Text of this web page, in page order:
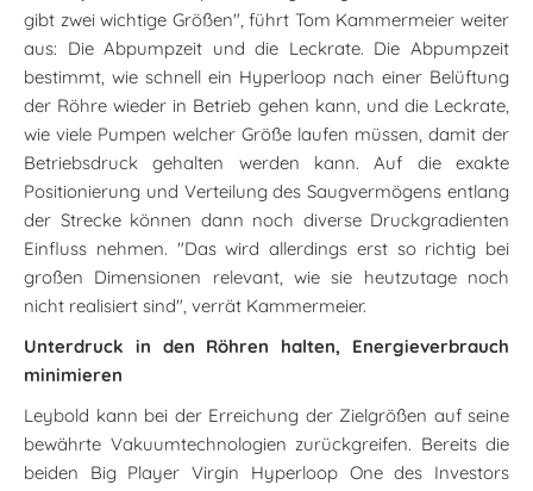
gibt zwei wichtige Größen", führt Tom Kammermeier weiter
aus: Die Abpumpzeit und die Leckrate. Die Abpumpzeit
bestimmt, wie schnell ein Hyperloop nach einer Belüftung
der Röhre wieder in Betrieb gehen kann, und die Leckrate,
wie viele Pumpen welcher Größe laufen müssen, damit der
Betriebsdruck gehalten werden kann. Auf die exakte
Positionierung und Verteilung des Saugvermögens entlang
der Strecke können dann noch diverse Druckgradienten
Einfluss nehmen. "Das wird allerdings erst so richtig bei
großen Dimensionen relevant, wie sie heutzutage noch
nicht realisiert sind", verrät Kammermeier.
Unterdruck in den Röhren halten, Energieverbrauch
minimieren
Leybold kann bei der Erreichung der Zielgrößen auf seine
bewährte Vakuumtechnologien zurückgreifen. Bereits die
beiden Big Player Virgin Hyperloop One des Investors